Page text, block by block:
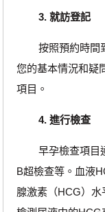
3. 就訪登記
按照預約時間到
您的基本情況和疑
項目。
4. 進行檢查
早孕檢查項目通
B超檢查等。血液
腺激素（HCG）